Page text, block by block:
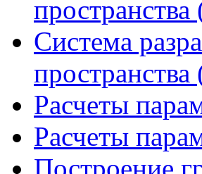
пространства
Система
пространства
Расчеты
Расчеты
Построение